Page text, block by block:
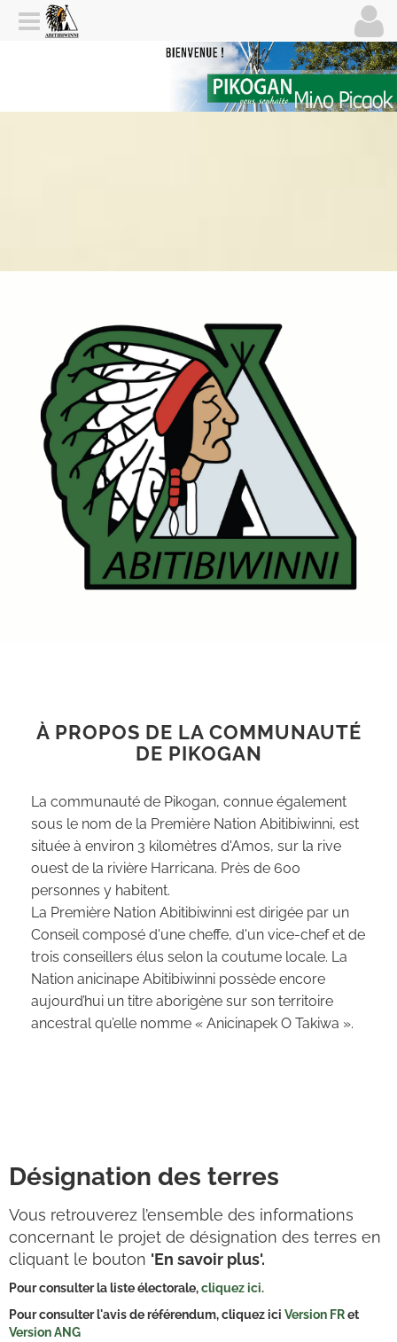
À PROPOS DE LA COMMUNAUTÉ
DE PIKOGAN
La communauté de Pikogan, connue également
sous le nom de la Première Nation Abitibiwinni, est
située à environ 3 kilomètres d'Amos, sur la rive
ouest de la rivière Harricana. Près de 600
personnes y habitent.
La Première Nation Abitibiwinni est dirigée par un
Conseil composé d'une cheffe, d'un vice-chef et de
trois conseillers élus selon la coutume locale. La
Nation anicinape Abitibiwinni possède encore
aujourd’hui un titre aborigène sur son territoire
ancestral qu’elle nomme « Anicinapek O Takiwa ».
Désignation des terres
Vous retrouverez l’ensemble des informations
concernant le projet de désignation des terres en
cliquant le bouton 'En savoir plus'.
Pour consulter la liste électorale,cliquez ici.
Pour consulter l'avis de référendum, cliquez ici Version FRet
Version ANG